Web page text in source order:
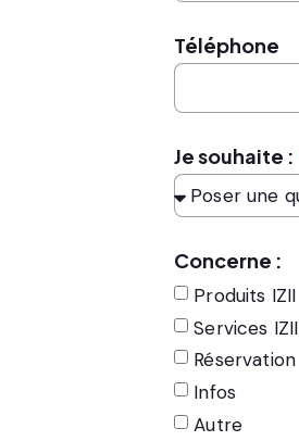
Téléphone
Je souhaite :
Concerne :
Produits IZII
Services IZII
Réservation
Infos
Autre